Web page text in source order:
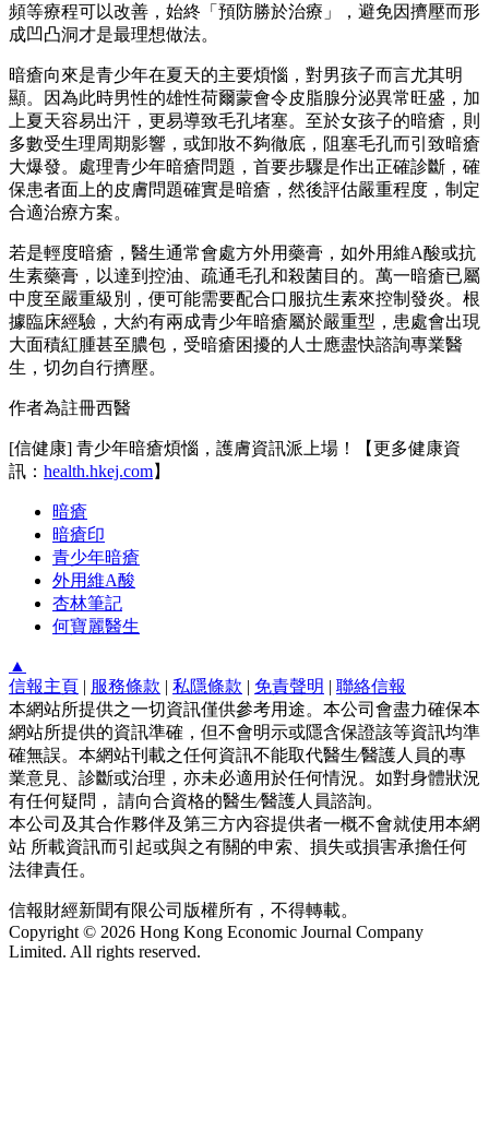
頻等療程可以改善，始終「預防勝於治療」，避免因擠壓而形
成凹凸洞才是最理想做法。
暗瘡向來是青少年在夏天的主要煩惱，對男孩子而言尤其明
顯。因為此時男性的雄性荷爾蒙會令皮脂腺分泌異常旺盛，加
上夏天容易出汗，更易導致毛孔堵塞。至於女孩子的暗瘡，則
多數受生理周期影響，或卸妝不夠徹底，阻塞毛孔而引致暗瘡
大爆發。處理青少年暗瘡問題，首要步驟是作出正確診斷，確
保患者面上的皮膚問題確實是暗瘡，然後評估嚴重程度，制定
合適治療方案。
若是輕度暗瘡，醫生通常會處方外用藥膏，如外用維A酸或抗
生素藥膏，以達到控油、疏通毛孔和殺菌目的。萬一暗瘡已屬
中度至嚴重級別，便可能需要配合口服抗生素來控制發炎。根
據臨床經驗，大約有兩成青少年暗瘡屬於嚴重型，患處會出現
大面積紅腫甚至膿包，受暗瘡困擾的人士應盡快諮詢專業醫
生，切勿自行擠壓。
作者為註冊西醫
[信健康] 青少年暗瘡煩惱，護膚資訊派上場！【更多健康資
訊： health.hkej.com】
暗瘡
暗瘡印
青少年暗瘡
外用維A酸
杏林筆記
何寶麗醫生
▲
信報主頁 | 服務條款 | 私隱條款 | 免責聲明 | 聯絡信報
本網站所提供之一切資訊僅供參考用途。本公司會盡力確保本
網站所提供的資訊準確，但不會明示或隱含保證該等資訊均準
確無誤。本網站刊載之任何資訊不能取代醫生∕醫護人員的專
業意見、診斷或治理，亦未必適用於任何情況。如對身體狀況
有任何疑問， 請向合資格的醫生∕醫護人員諮詢。
本公司及其合作夥伴及第三方內容提供者一概不會就使用本網
站 所載資訊而引起或與之有關的申索、損失或損害承擔任何
法律責任。
信報財經新聞有限公司版權所有，不得轉載。
Copyright © 2026 Hong Kong Economic Journal Company
Limited. All rights reserved.